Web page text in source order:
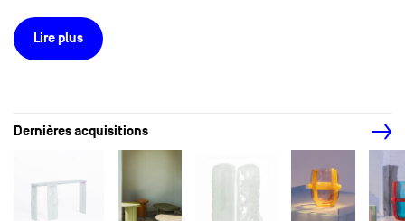
Lire plus
Dernières acquisitions